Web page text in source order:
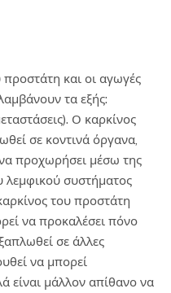
και οι αγωγές
τα εξής:
Ο καρκίνος
σε κοντινά όργανα,
προχωρήσει μέσω της
λεμφικού συστήματος
του προστάτη
να προκαλέσει πόνο
σε άλλες
να μπορεί
είναι μάλλον απίθανο να